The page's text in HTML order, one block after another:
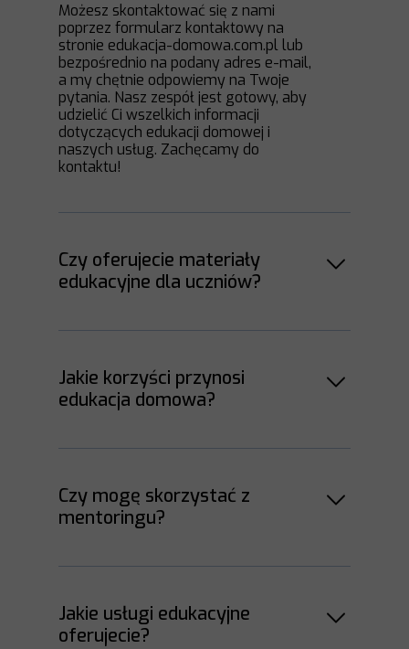
Jakie usługi edukacyjne
oferujecie?
Czy mogę skorzystać z
mentoringu?
Jakie korzyści przynosi
edukacja domowa?
Czy oferujecie materiały
edukacyjne dla uczniów?
Możesz skontaktować się z nami
poprzez formularz kontaktowy na
stronie edukacja-domowa.com.pl lub
bezpośrednio na podany adres e-mail,
a my chętnie odpowiemy na Twoje
pytania. Nasz zespół jest gotowy, aby
udzielić Ci wszelkich informacji
dotyczących edukacji domowej i
naszych usług. Zachęcamy do
kontaktu!